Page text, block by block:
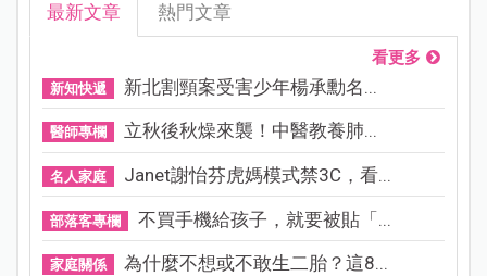
最新文章 熱門文章
看更多
新知快遞 新北割頸案受害少年楊承勳名...
醫師專欄 立秋後秋燥來襲！中醫教養肺...
名人家庭 Janet謝怡芬虎媽模式禁3C，看...
部落客專欄 不買手機給孩子，就要被貼「...
家庭關係 為什麼不想或不敢生二胎？這8...